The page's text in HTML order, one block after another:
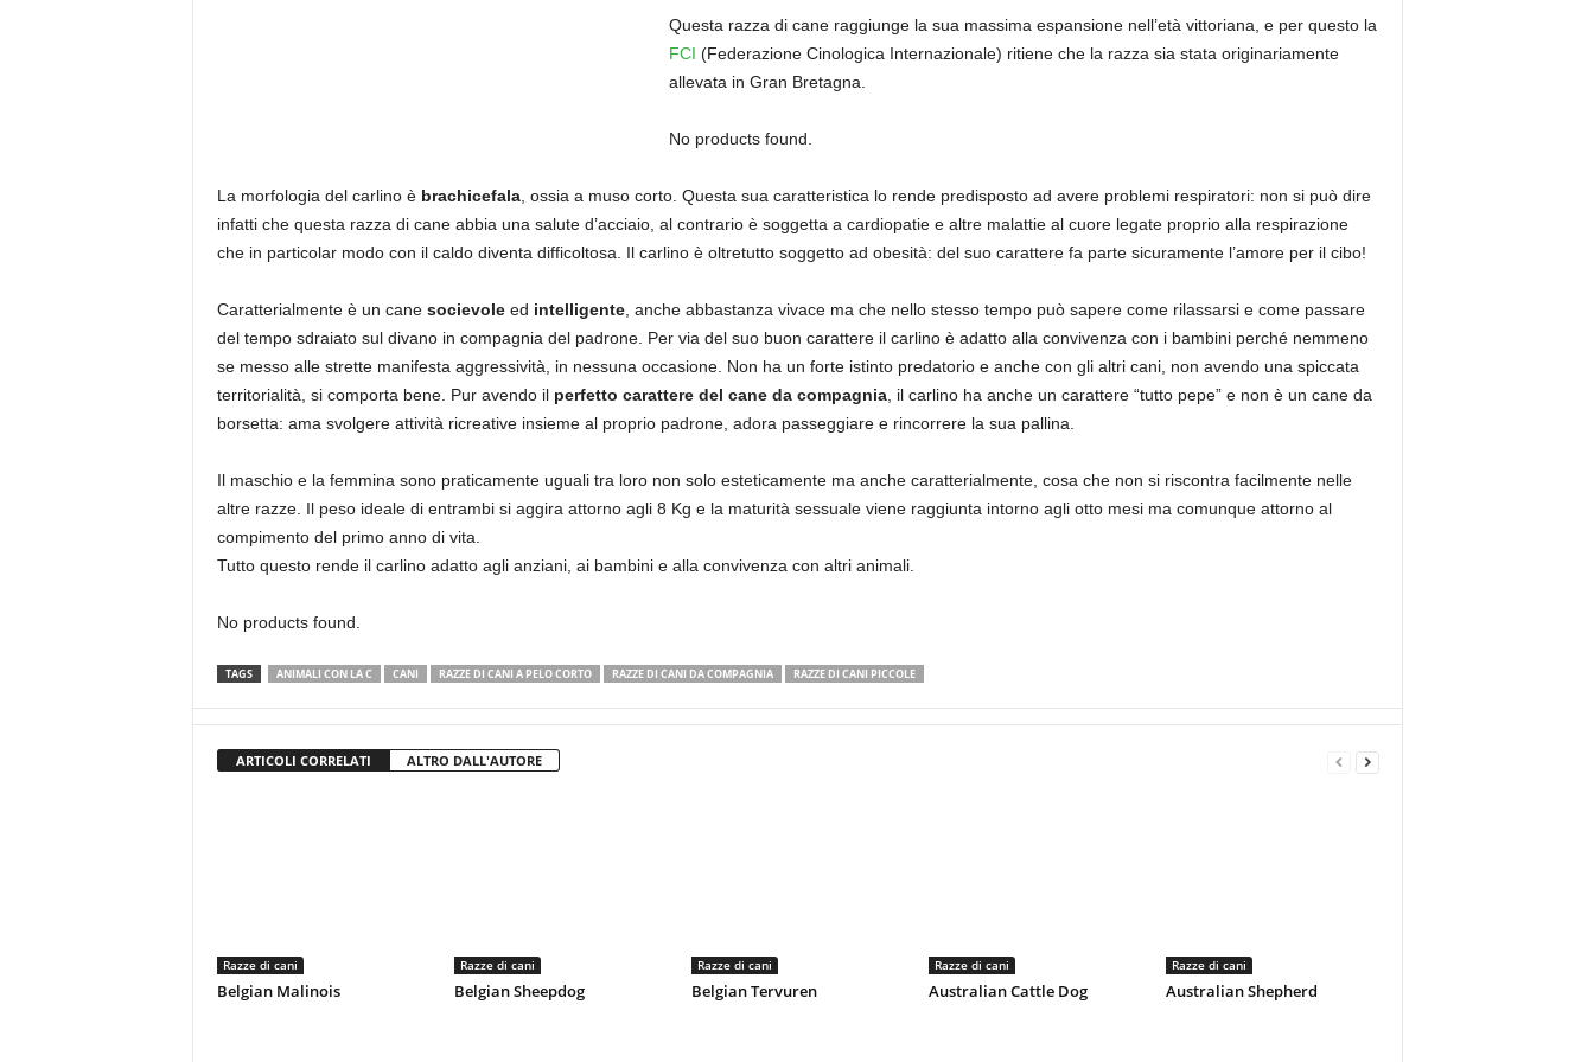
Questa razza di cane raggiunge la sua massima espansione nell’età vittoriana, e per questo la
FCI (Federazione Cinologica Internazionale) ritiene che la razza sia stata originariamente
allevata in Gran Bretagna.
No products found.
La morfologia del carlino è brachicefala, ossia a muso corto. Questa sua caratteristica lo rende predisposto ad avere problemi respiratori: non si può dire
infatti che questa razza di cane abbia una salute d’acciaio, al contrario è soggetta a cardiopatie e altre malattie al cuore legate proprio alla respirazione
che in particolar modo con il caldo diventa difficoltosa. Il carlino è oltretutto soggetto ad obesità: del suo carattere fa parte sicuramente l’amore per il cibo!
Caratterialmente è un cane socievoleed intelligente, anche abbastanza vivace ma che nello stesso tempo può sapere come rilassarsi e come passare
del tempo sdraiato sul divano in compagnia del padrone. Per via del suo buon carattere il carlino è adatto alla convivenza con i bambini perché nemmeno
se messo alle strette manifesta aggressività, in nessuna occasione. Non ha un forte istinto predatorio e anche con gli altri cani, non avendo una spiccata
territorialità, si comporta bene. Pur avendo il perfetto carattere del cane da compagnia, il carlino ha anche un carattere “tutto pepe” e non è un cane da
borsetta: ama svolgere attività ricreative insieme al proprio padrone, adora passeggiare e rincorrere la sua pallina.
Il maschio e la femmina sono praticamente uguali tra loro non solo esteticamente ma anche caratterialmente, cosa che non si riscontra facilmente nelle
altre razze. Il peso ideale di entrambi si aggira attorno agli 8 Kg e la maturità sessuale viene raggiunta intorno agli otto mesi ma comunque attorno al
compimento del primo anno di vita.
Tutto questo rende il carlino adatto agli anziani, ai bambini e alla convivenza con altri animali.
No products found.
TAGS ANIMALI CON LA C CANI RAZZE DI CANI A PELO CORTO RAZZE DI CANI DA COMPAGNIA RAZZE DI CANI PICCOLE
ARTICOLI CORRELATI ALTRO DALL'AUTORE
Razze di cani
Belgian Malinois
Razze di cani
Belgian Sheepdog
Razze di cani
Belgian Tervuren
Razze di cani
Australian Cattle Dog
Razze di cani
Australian Shepherd